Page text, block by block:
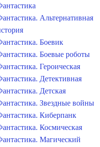
Альтернативная
Боевик
Боевые роботы
Героическая
Детективная
Детская
Звездные войны
Киберпанк
Космическая
Магический